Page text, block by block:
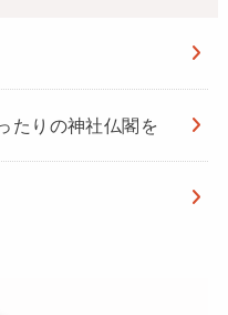
たりの神社仏閣を